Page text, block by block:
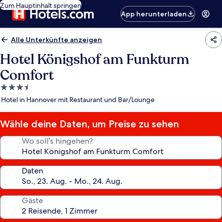
Zum Hauptinhalt springen
App herunterladen
Alle Unterkünfte anzeigen
Hotel Königshof am Funkturm
Comfort
3.5-
Sterne-
Hotel in Hannover mit Restaurant und Bar/Lounge
Wähle deine Daten, um Preise zu sehen
Wo soll’s hingehen?
Daten
Gäste